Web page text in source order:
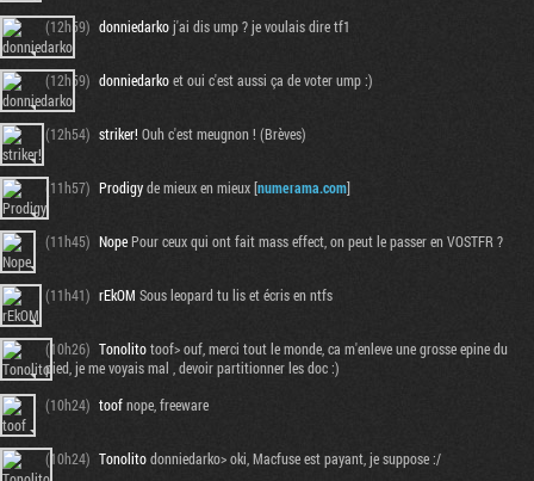
(12h59) donniedarkoj'ai dis ump ? je voulais dire tf1
(12h59) donniedarkoet oui c'est aussi ça de voter ump :)
(12h54) striker! Ouh c'est meugnon ! (Brèves)
(11h57) Prodigyde mieux en mieux [numerama.com]
(11h45) NopePour ceux qui ont fait mass effect, on peut le passer en VOSTFR ?
(11h41) rEkOM Sous leopard tu lis et écris en ntfs
(10h26) Tonolitotoof> ouf, merci tout le monde, ca m'enleve une grosse epine du
pied, je me voyais mal , devoir partitionner les doc :)
(10h24) toofnope, freeware
(10h24) Tonolitodonniedarko> oki, Macfuse est payant, je suppose :/